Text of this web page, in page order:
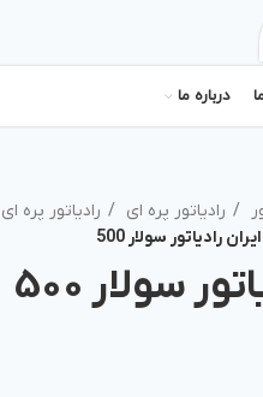
درباره ما
رادیاتور پره ای
رادیاتور پره
رادیاتور سولار 500
سولار 500